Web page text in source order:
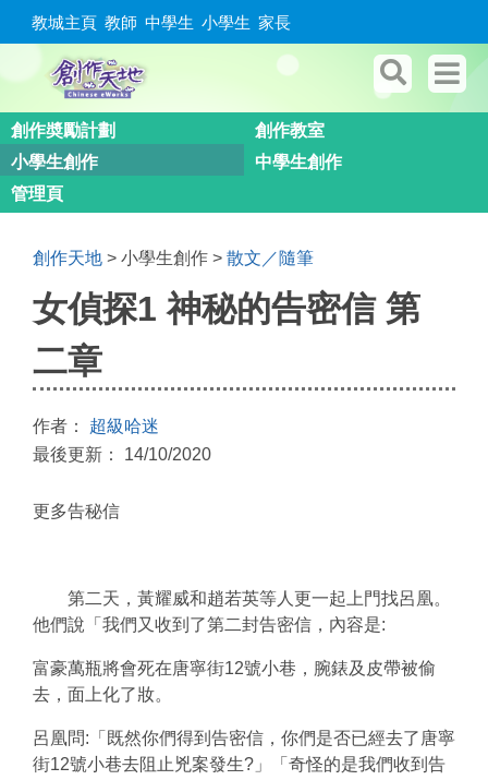
教城主頁 教師 中學生 小學生 家長
創作奬勵計劃
創作教室
小學生創作
中學生創作
管理頁
創作天地 > 小學生創作 > 散文／隨筆
女偵探1 神秘的告密信 第
二章
作者： 超級哈迷
最後更新： 14/10/2020
更多告秘信
第二天，黃耀威和趙若英等人更一起上門找呂凰。
他們說「我們又收到了第二封告密信，內容是:
富豪萬瓶將會死在唐寧街12號小巷，腕錶及皮帶被偷
去，面上化了妝。
呂凰問:「既然你們得到告密信，你們是否已經去了唐寧
街12號小巷去阻止兇案發生?」「奇怪的是我們收到告